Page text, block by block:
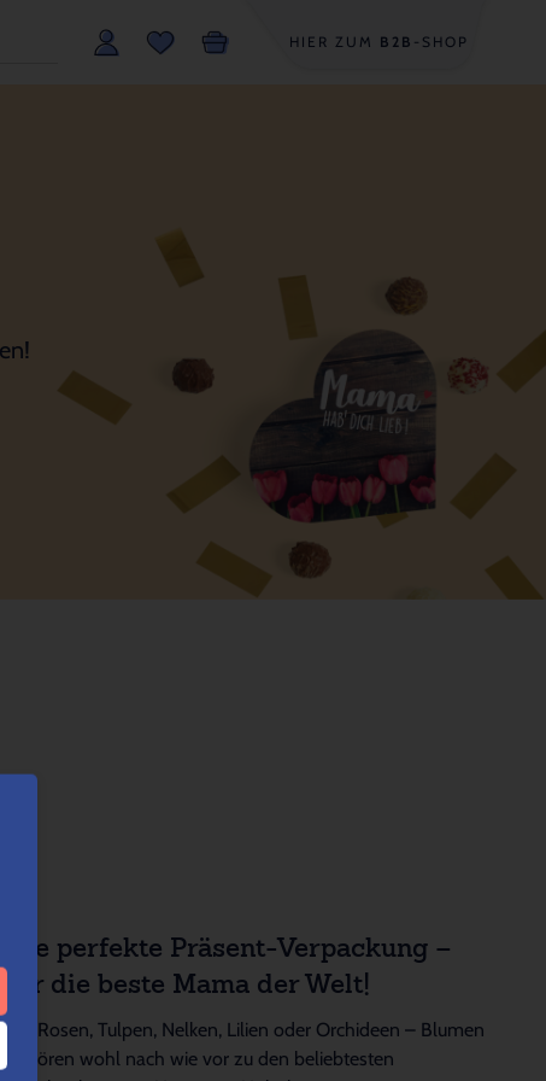
HIER ZUM B2B -SHOP
Die perfekte Präsent-Verpackung –
für die beste Mama der Welt!
Ob Rosen, Tulpen, Nelken, Lilien oder Orchideen – Blumen
gehören wohl nach wie vor zu den beliebtesten